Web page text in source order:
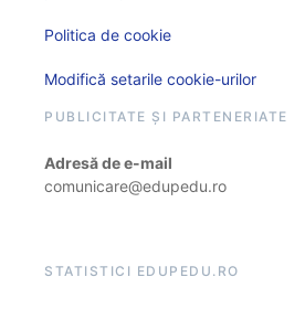
Politica de cookie
Modifică setarile cookie-urilor
PUBLICITATE ȘI PARTENERIATE
Adresă de e-mail
comunicare@edupedu.ro
STATISTICI EDUPEDU.RO